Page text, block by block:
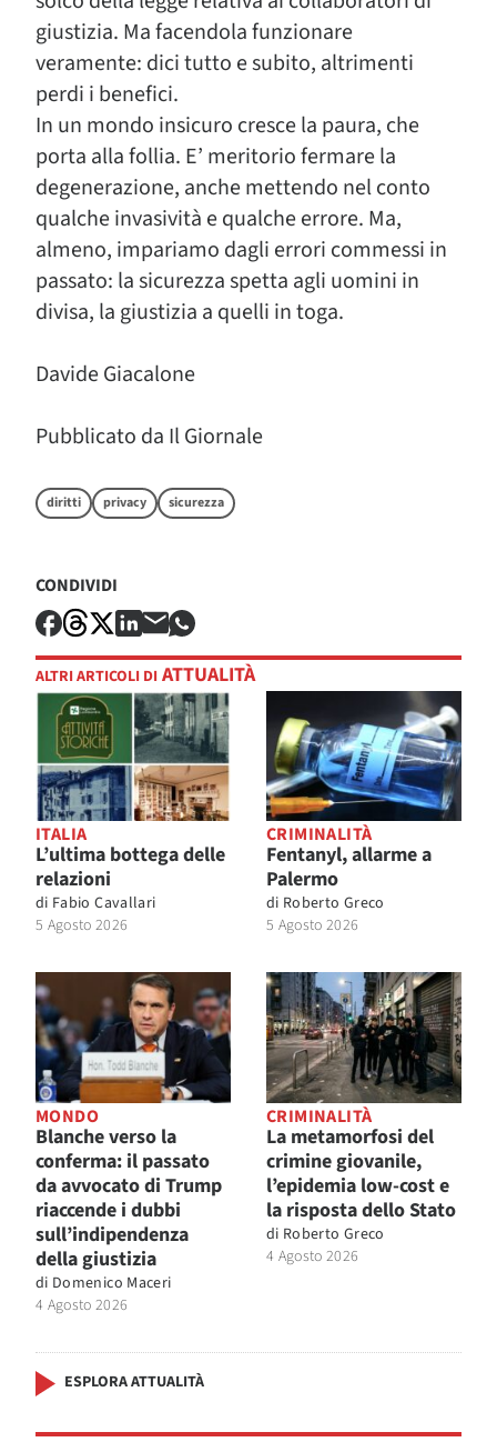
giustizia. Ma facendola funzionare
veramente: dici tutto e subito, altrimenti
perdi i benefici.
In un mondo insicuro cresce la paura, che
porta alla follia. E’ meritorio fermare la
degenerazione, anche mettendo nel conto
qualche invasività e qualche errore. Ma,
almeno, impariamo dagli errori commessi in
passato: la sicurezza spetta agli uomini in
divisa, la giustizia a quelli in toga.
Davide Giacalone
Pubblicato da Il Giornale
diritti privacy sicurezza
CONDIVIDI
ALTRI ARTICOLI DI ATTUALITÀ
ITALIA
L’ultima bottega delle
relazioni
di Fabio Cavallari
5 Agosto 2026
CRIMINALITÀ
Fentanyl, allarme a
Palermo
di Roberto Greco
5 Agosto 2026
MONDO
Blanche verso la
conferma: il passato
da avvocato di Trump
riaccende i dubbi
sull’indipendenza
della giustizia
di Domenico Maceri
4 Agosto 2026
CRIMINALITÀ
La metamorfosi del
crimine giovanile,
l’epidemia low-cost e
la risposta dello Stato
di Roberto Greco
4 Agosto 2026
ESPLORA ATTUALITÀ